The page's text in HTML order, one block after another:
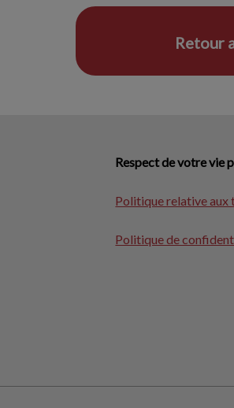
Retour
Respect de votre vie
Politique relative aux
Politique de